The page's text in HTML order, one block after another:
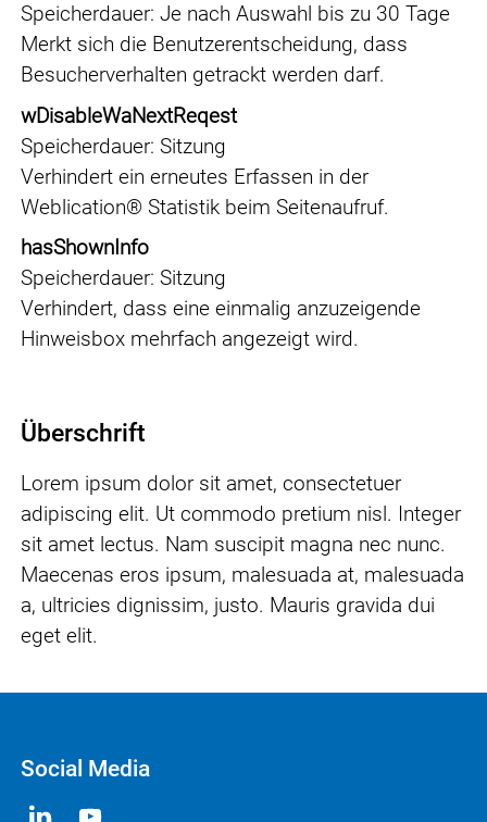
Speicherdauer Je nach Auswahl bis zu 30 Tage
Merkt sich die Benutzerentscheidung, dass
Besucherverhalten getrackt werden darf.
wDisableWaNextReqest
Speicherdauer Sitzung
Verhindert ein erneutes Erfassen in der
Weblication® Statistik beim Seitenaufruf.
hasShownInfo
Speicherdauer Sitzung
Verhindert, dass eine einmalig anzuzeigende
Hinweisbox mehrfach angezeigt wird.
Überschrift
Lorem ipsum dolor sit amet, consectetuer
adipiscing elit. Ut commodo pretium nisl. Integer
sit amet lectus. Nam suscipit magna nec nunc.
Maecenas eros ipsum, malesuada at, malesuada
a, ultricies dignissim, justo. Mauris gravida dui
eget elit.
Social Media